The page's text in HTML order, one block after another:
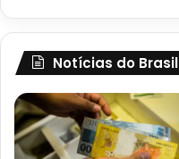
Notícias do Brasil